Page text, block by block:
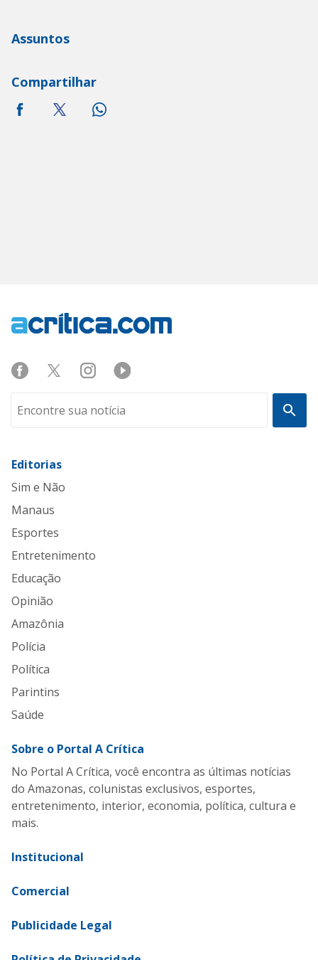
Assuntos
Compartilhar
Editorias
Sim e Não
Manaus
Esportes
Entretenimento
Educação
Opinião
Amazônia
Polícia
Política
Parintins
Saúde
Sobre o Portal A Crítica
No Portal A Crítica, você encontra as últimas notícias
do Amazonas, colunistas exclusivos, esportes,
entretenimento, interior, economia, política, cultura e
mais.
Institucional
Comercial
Publicidade Legal